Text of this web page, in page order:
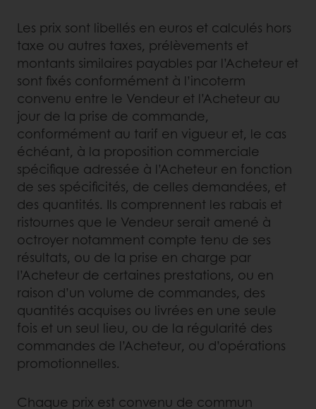
Les prix sont libellés en euros et calculés hors
taxe ou autres taxes, prélèvements et
montants similaires payables par l’Acheteur et
sont fixés conformément à l’incoterm
convenu entre le Vendeur et l’Acheteur au
jour de la prise de commande,
conformément au tarif en vigueur et, le cas
échéant, à la proposition commerciale
spécifique adressée à l’Acheteur en fonction
de ses spécificités, de celles demandées, et
des quantités. Ils comprennent les rabais et
ristournes que le Vendeur serait amené à
octroyer notamment compte tenu de ses
résultats, ou de la prise en charge par
l’Acheteur de certaines prestations, ou en
raison d’un volume de commandes, des
quantités acquises ou livrées en une seule
fois et un seul lieu, ou de la régularité des
commandes de l’Acheteur, ou d’opérations
promotionnelles.
Chaque prix est convenu de commun